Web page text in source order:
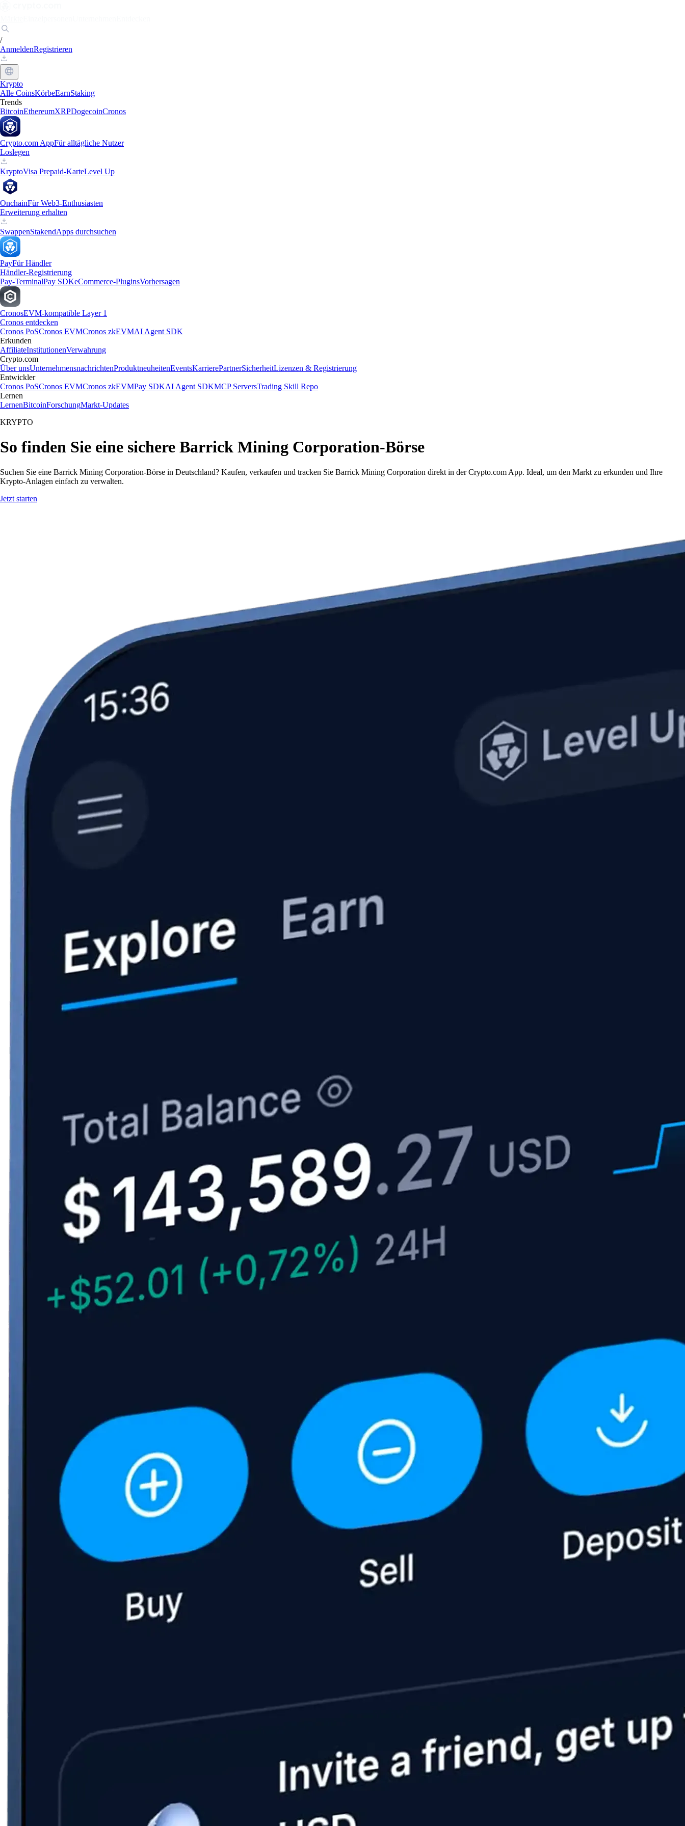
/
AnmeldenRegistrieren
Krypto
Alle CoinsKörbeEarnStaking
Trends
BitcoinEthereumXRPDogecoinCronos
Crypto.com AppFür alltägliche Nutzer
Loslegen
KryptoVisa Prepaid-KarteLevel Up
OnchainFür Web3-Enthusiasten
Erweiterung erhalten
SwappenStakendApps durchsuchen
PayFür Händler
Händler-Registrierung
Pay-TerminalPay SDKeCommerce-PluginsVorhersagen
CronosEVM-kompatible Layer 1
Cronos entdecken
Cronos PoSCronos EVMCronos zkEVMAI Agent SDK
Erkunden
AffiliateInstitutionenVerwahrung
Crypto.com
Über unsUnternehmensnachrichtenProduktneuheitenEventsKarrierePartnerSicherheitLizenzen & Registrierung
Entwickler
Cronos PoSCronos EVMCronos zkEVMPay SDKAI Agent SDKMCP ServersTrading Skill Repo
Lernen
LernenBitcoinForschungMarkt-Updates
KRYPTO
So finden Sie eine sichere Barrick Mining Corporation-Börse
Suchen Sie eine Barrick Mining Corporation-Börse in Deutschland? Kaufen, verkaufen und tracken Sie Barrick Mining Corporation direkt in der Crypto.com App. Ideal, um den Markt zu erkunden und Ihre
Krypto-Anlagen einfach zu verwalten.
Jetzt starten